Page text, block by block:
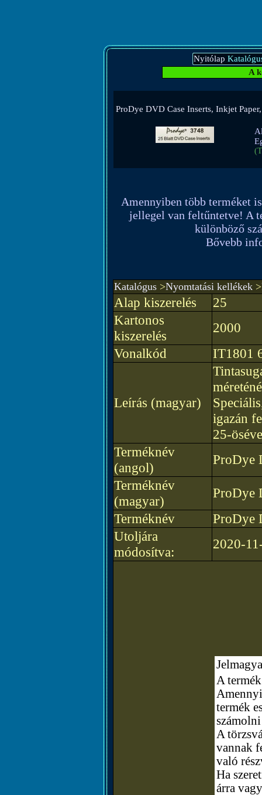
Nyitólap
A
ProDye DVD Case Inserts, Inkjet
Amennyiben több terméket
jellegel van feltűntetve! A
különböző
Bővebb
Katalógus >Nyomtatási kellékek >
Alap kiszerelés
25
Kartonos
kiszerelés
2000
Vonalkód
IT1801
Leírás (magyar)
igazán
25-
Terméknév
(angol)
ProDye
Terméknév
(magyar)
ProDye
Terméknév
ProDye
Utoljára
módosítva:
2020-
A
termék
A
vannak
való
Ha
árra